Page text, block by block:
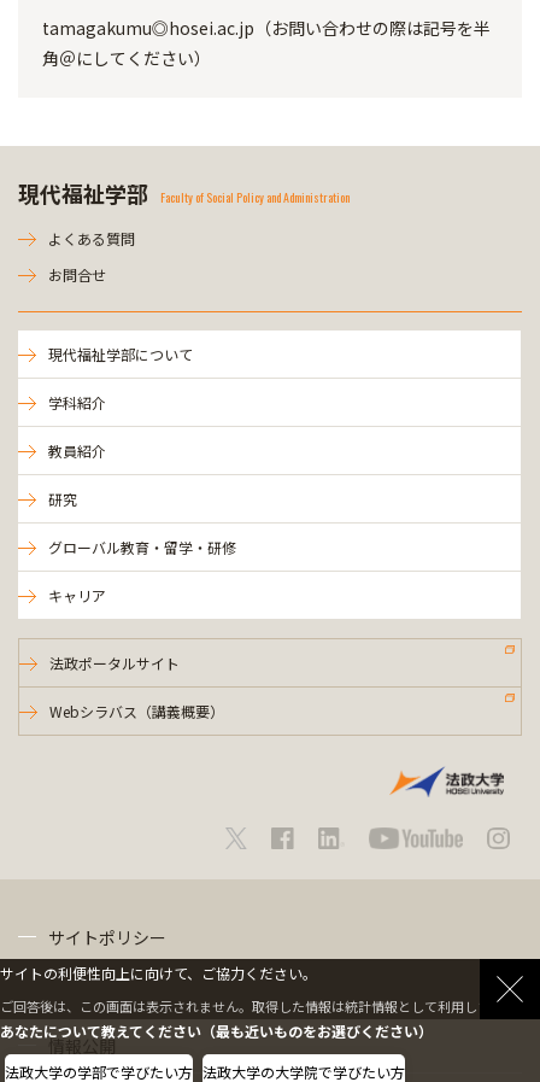
tamagakumu◎hosei.ac.jp（お問い合わせの際は記号を半
角＠にしてください）
現代福祉学部 Faculty of Social Policy and Administration
よくある質問
お問合せ
現代福祉学部について
学科紹介
教員紹介
研究
グローバル教育・留学・研修
キャリア
法政ポータルサイト
Webシラバス（講義概要）
サイトポリシー
情報公開
サイトの利便性向上に向けて、ご協力ください。
ご回答後は、この画面は表示されません。取得した情報は統計情報として利用します。
あなたについて教えてください（最も近いものをお選びください）
法政大学の学部で学びたい方 法政大学の大学院で学びたい方